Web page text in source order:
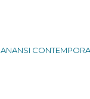
ANANSI